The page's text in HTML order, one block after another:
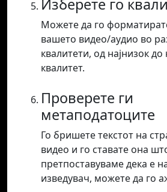
Изберете го
Можете да го
вашето видео/аудио во
квалитети, од најнизок до
квалитет.
Проверете ги
метаподатоците
Го бришете текстот на
видео и го ставате она
претпоставуваме дека е
изведувач, можете да го